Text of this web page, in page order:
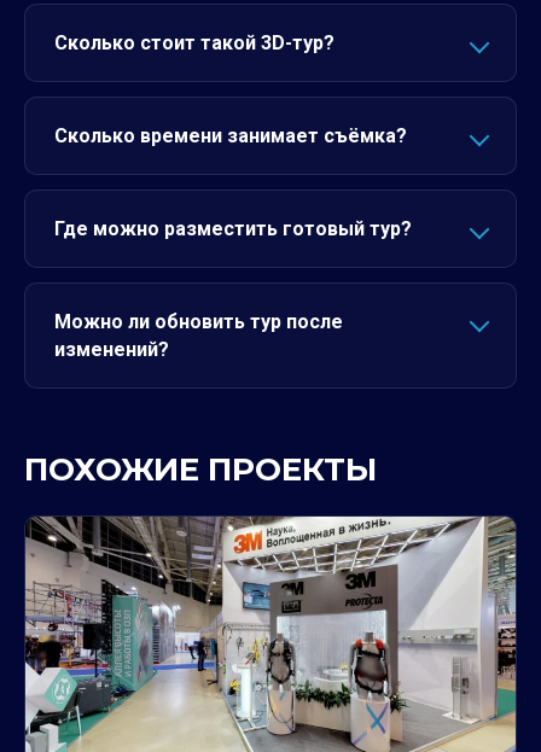
Сколько стоит такой 3D-тур?
Сколько времени занимает съёмка?
Где можно разместить готовый тур?
Можно ли обновить тур после
изменений?
ПОХОЖИЕ ПРОЕКТЫ